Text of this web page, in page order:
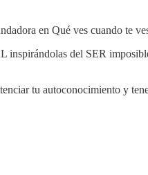
en Qué ves cuando te
inspirándolas del SER
tu autoconocimiento y